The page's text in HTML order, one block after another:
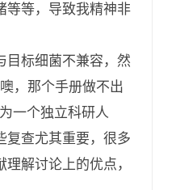
等等，导致我精神非
标细菌不兼容，然
，那个手册做不出
一个独立科研人
复查尤其重要，很多
解讨论上的优点，